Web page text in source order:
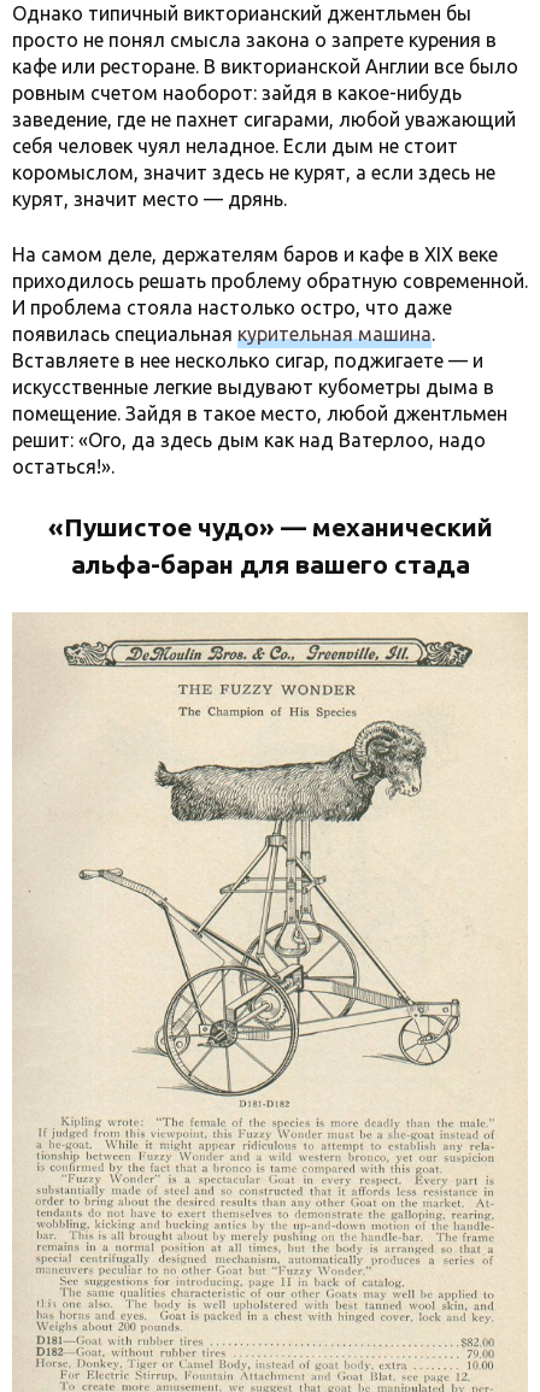
Однако типичный викторианский джентльмен бы
просто не понял смысла закона о запрете курения в
кафе или ресторане. В викторианской Англии все было
ровным счетом наоборот: зайдя в какое-нибудь
заведение, где не пахнет сигарами, любой уважающий
себя человек чуял неладное. Если дым не стоит
коромыслом, значит здесь не курят, а если здесь не
курят, значит место — дрянь.
На самом деле, держателям баров и кафе в XIX веке
приходилось решать проблему обратную современной.
И проблема стояла настолько остро, что даже
появилась специальная курительная машина.
Вставляете в нее несколько сигар, поджигаете — и
искусственные легкие выдувают кубометры дыма в
помещение. Зайдя в такое место, любой джентльмен
решит: «Ого, да здесь дым как над Ватерлоо, надо
остаться!».
«Пушистое чудо» — механический
альфа-баран для вашего стада